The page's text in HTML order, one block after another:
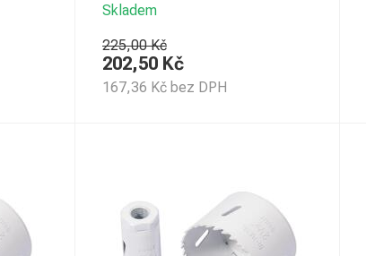
Skladem
225,00 Kč
202,50 Kč
167,36 Kč bez DPH